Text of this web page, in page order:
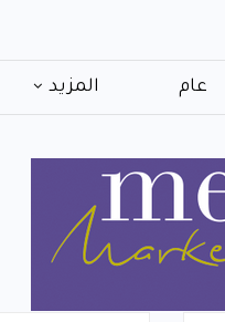
عام المزيد